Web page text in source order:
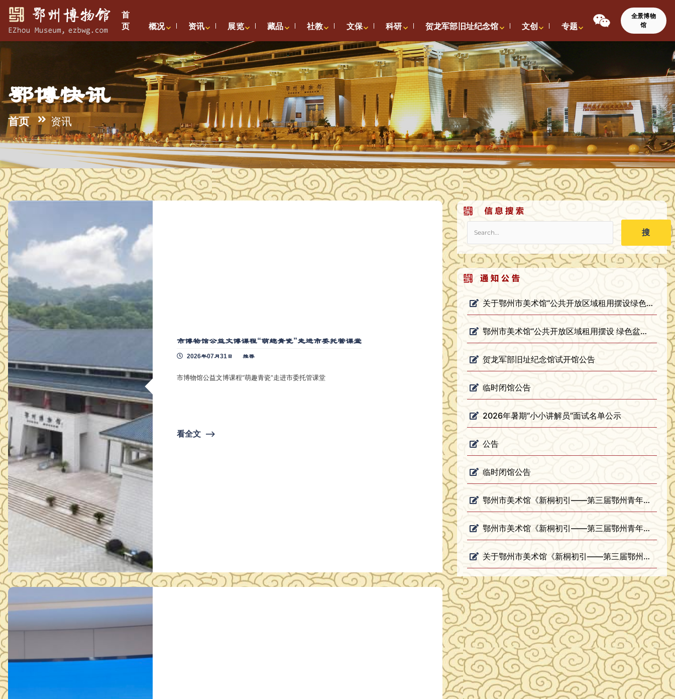
首
页
概况 资讯 展览 藏品 社教 文保 科研 贺龙军部旧址纪念馆 文创 专题
全景博物
馆
鄂博快讯
首页 资讯
市博物馆公益文博课程“萌趣青瓷”走进市委托管课堂
2026年07月31日 推荐
市博物馆公益文博课程“萌趣青瓷”走进市委托管课堂
看全文 ⟶
搜
关于鄂州市美术馆“公共开放区域租用摆设绿色盆栽”项目询价结果公告
鄂州市美术馆“公共开放区域租用摆设 绿色盆栽”项目询价公告
贺龙军部旧址纪念馆试开馆公告
临时闭馆公告
2026年暑期“小小讲解员”面试名单公示
公告
临时闭馆公告
鄂州市美术馆《新桐初引——第三届鄂州青年艺术家美术作品展》装饰装框项目（二次）询价结果公告
鄂州市美术馆《新桐初引——第三届鄂州青年艺术家美术作品展》装饰装框项目（二次）询价公告
关于鄂州市美术馆《新桐初引——第三届鄂州青年艺术家美术作品展》装饰装框项目废标公告